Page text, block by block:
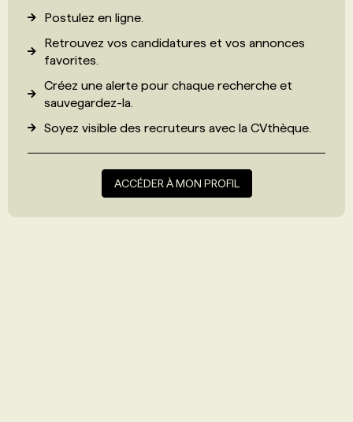
Postulez en ligne.
Retrouvez vos candidatures et vos annonces
favorites.
Créez une alerte pour chaque recherche et
sauvegardez-la.
Soyez visible des recruteurs avec la CVthèque
ACCÉDER À MON PROFIL